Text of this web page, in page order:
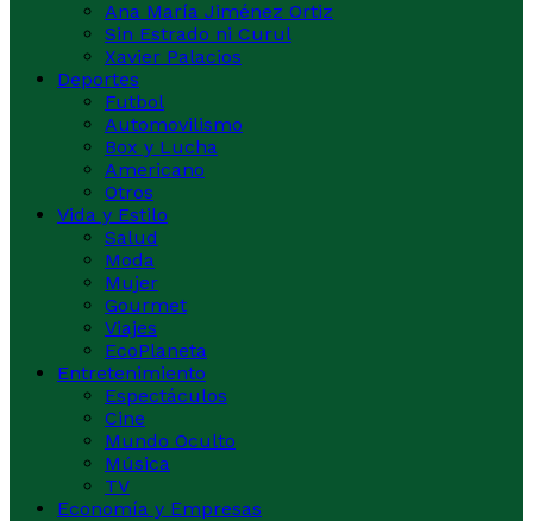
Ana María Jiménez Ortiz
Sin Estrado ni Curul
Xavier Palacios
Deportes
Futbol
Automovilismo
Box y Lucha
Americano
Otros
Vida y Estilo
Salud
Moda
Mujer
Gourmet
Viajes
EcoPlaneta
Entretenimiento
Espectáculos
Cine
Mundo Oculto
Música
TV
Economía y Empresas